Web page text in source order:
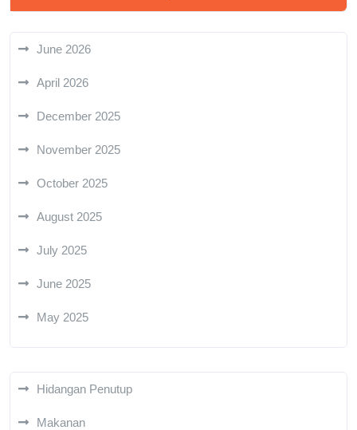
June 2026
April 2026
December 2025
November 2025
October 2025
August 2025
July 2025
June 2025
May 2025
Hidangan Penutup
Makanan